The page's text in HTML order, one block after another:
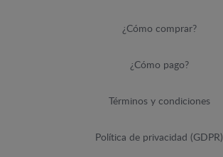
¿Cómo comprar?
¿Cómo pago?
Términos y condiciones
Política de privacidad (GDPR)